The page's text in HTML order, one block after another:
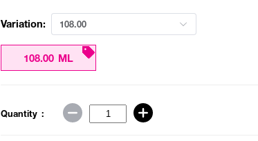
Variation: 108.00
108.00 ML
Quantity :